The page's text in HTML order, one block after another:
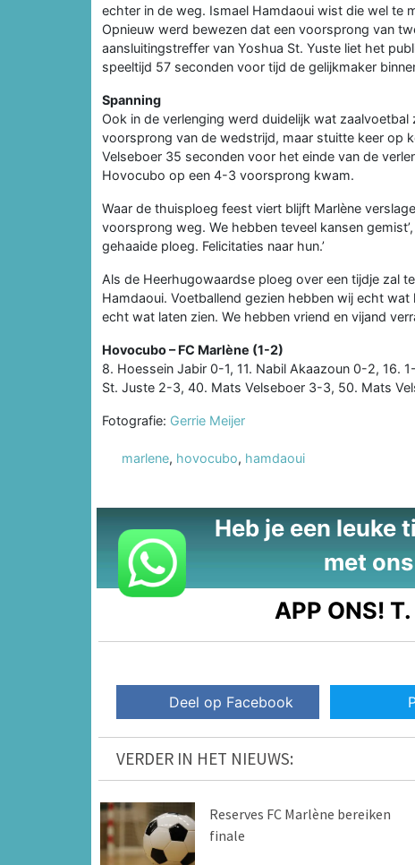
echter in de weg. Ismael Hamdaoui wist die wel te
Opnieuw werd bewezen dat een voorsprong van
aansluitingstreffer van Yoshua St. Yuste liet het
speeltijd 57 seconden voor tijd de gelijkmaker
Spanning
Ook in de verlenging werd duidelijk wat
voorsprong van de wedstrijd, maar stuitte keer op
Velseboer 35 seconden voor het einde van de
Hovocubo op een 4-3 voorsprong kwam.
Waar de thuisploeg feest viert blijft Marlène
voorsprong weg. We hebben teveel kansen
gehaaide ploeg. Felicitaties naar hun.’
Als de Heerhugowaardse ploeg over een tijdje zal
Hamdaoui. Voetballend gezien hebben wij echt
echt wat laten zien. We hebben vriend en vijand
Hovocubo – FC Marlène (1-2)
8. Hoessein Jabir 0-1, 11. Nabil Akaazoun 0-2, 16.
St. Juste 2-3, 40. Mats Velseboer 3-3, 50. Mats
Fotografie: Gerrie Meijer
marlene, hovocubo, hamdaoui
Heb je een leuke
met
APP ONS! T.
Deel op Facebook
VERDER IN HET NIEUWS:
Reserves FC Marlène bereiken
finale